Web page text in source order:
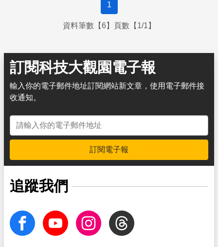
1
資料筆數【6】頁數【1/1】
訂閱科技大觀園電子報
輸入你的電子郵件地址訂閱網站新文章，使用電子郵件接
收通知。
電子郵件地址
訂閱電子報
追蹤我們
facebook Youtube InstagramThreads